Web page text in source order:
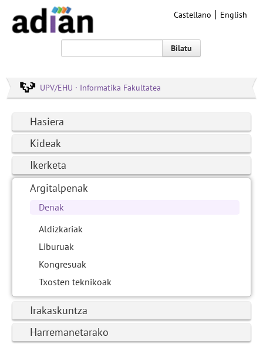
Castellano English
Bilatu
UPV/EHU · Informatika Fakultatea
Hasiera
Kideak
Ikerketa
Argitalpenak
Denak
Aldizkariak
Liburuak
Kongresuak
Txosten teknikoak
Irakaskuntza
Harremanetarako